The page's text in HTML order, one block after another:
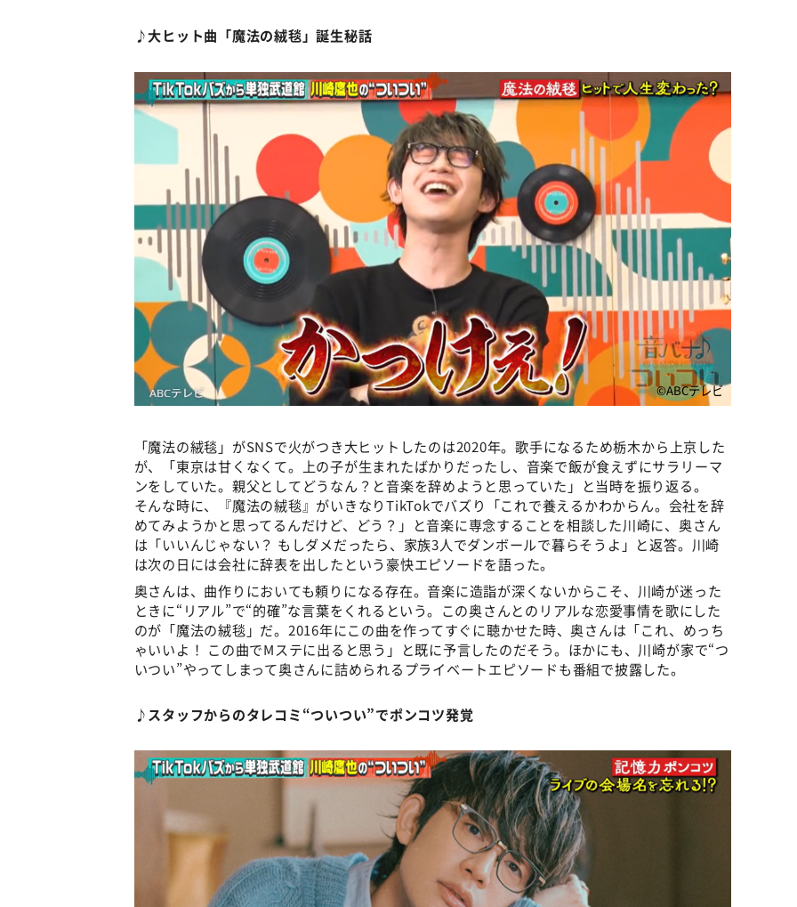
♪大ヒット曲「魔法の絨毯」誕生秘話
©ABCテレビ
「魔法の絨毯」がSNSで火がつき大ヒットしたのは2020年。歌手になるため栃木から上京した
が、「東京は甘くなくて。上の子が生まれたばかりだったし、音楽で飯が食えずにサラリーマ
ンをしていた。親父としてどうなん？と音楽を辞めようと思っていた」と当時を振り返る。
そんな時に、『魔法の絨毯』がいきなりTikTokでバズり「これで養えるかわからん。会社を辞
めてみようかと思ってるんだけど、どう？」と音楽に専念することを相談した川崎に、奥さん
は「いいんじゃない？ もしダメだったら、家族3人でダンボールで暮らそうよ」と返答。川崎
は次の日には会社に辞表を出したという豪快エピソードを語った。
奥さんは、曲作りにおいても頼りになる存在。音楽に造詣が深くないからこそ、川崎が迷った
ときに“リアル”で“的確”な言葉をくれるという。この奥さんとのリアルな恋愛事情を歌にした
のが「魔法の絨毯」だ。2016年にこの曲を作ってすぐに聴かせた時、奥さんは「これ、めっち
ゃいいよ！ この曲でMステに出ると思う」と既に予言したのだそう。ほかにも、川崎が家で“つ
いつい”やってしまって奥さんに詰められるプライベートエピソードも番組で披露した。
♪スタッフからのタレコミ“ついつい”でポンコツ発覚